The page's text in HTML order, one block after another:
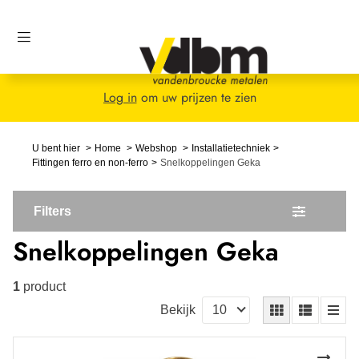
Log inom uw prijzen te zien
U bent hier Home Webshop
Installatietechniek
Fittingen ferro en non-ferro
Snelkoppelingen Geka
Filters
Snelkoppelingen Geka
1 product
Bekijk